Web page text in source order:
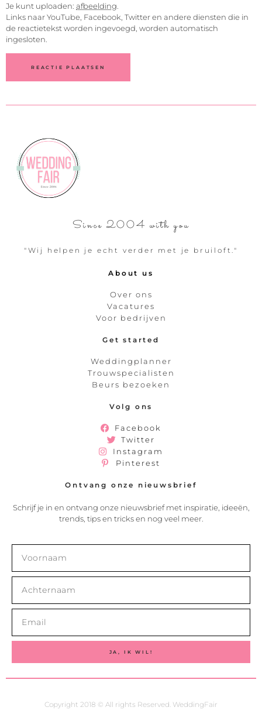
Je kunt uploaden: afbeelding
Links naar YouTube, Facebook, Twitter en andere diensten die in
de reactietekst worden ingevoegd, worden automatisch
ingesloten.
Since 2004 with you
"Wij helpen je echt verder met je bruiloft."
About us
Over ons
Vacatures
Voor bedrijven
Get started
Weddingplanner
Trouwspecialisten
Beurs bezoeken
Volg ons
Facebook
Twitter
Instagram
Pinterest
Ontvang onze nieuwsbrief
Schrijf je in en ontvang onze nieuwsbrief met inspiratie, ideeën,
trends, tips en tricks en nog veel meer.
JA, IK WIL!
Copyright 2018 © All rights Reserved. WeddingFair